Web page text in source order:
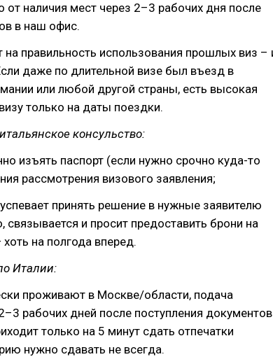
наличия мест через 2–3 рабочих дня после
в наш офис.
на правильность использования прошлых виз –
даже по длительной визе был въезд в
или любой другой страны, есть высокая
только на даты поездки.
консульство:
изъять паспорт (если нужно срочно куда-то
рассмотрения визового заявления;
принять решение в нужные заявителю
связывается и просит предоставить брони на
на полгода вперед.
Италии:
проживают в Москве/области, подача
рабочих дней после поступления документов
только на 5 минут сдать отпечатки
нужно сдавать не всегда.